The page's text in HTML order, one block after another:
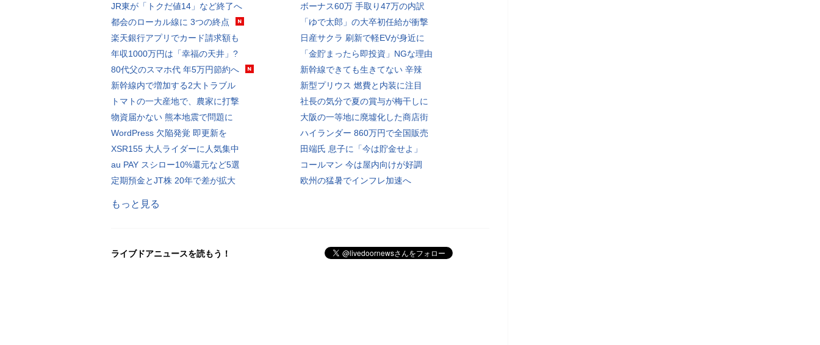
JR東が「トクだ値14」など終了へ
都会のローカル線に 3つの終点
楽天銀行アプリでカード請求額も
年収1000万円は「幸福の天井」?
80代父のスマホ代 年5万円節約へ
新幹線内で増加する2大トラブル
トマトの一大産地で、農家に打撃
物資届かない 熊本地震で問題に
WordPress 欠陥発覚 即更新を
XSR155 大人ライダーに人気集中
au PAY スシロー10%還元など5選
定期預金とJT株 20年で差が拡大
ボーナス60万 手取り47万の内訳
「ゆで太郎」の大卒初任給が衝撃
日産サクラ 刷新で軽EVが身近に
「金貯まったら即投資」NGな理由
新幹線できても生きてない 辛辣
新型プリウス 燃費と内装に注目
社長の気分で夏の賞与が梅干しに
大阪の一等地に廃墟化した商店街
ハイランダー 860万円で全国販売
田端氏 息子に「今は貯金せよ」
コールマン 今は屋内向けが好調
欧州の猛暑でインフレ加速へ
もっと見る
ライブドアニュースを読もう！